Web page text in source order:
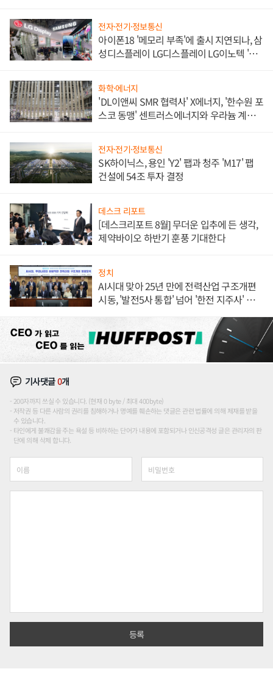
전자·전기·정보통신
아이폰18 '메모리 부족'에 출시 지연되나, 삼
성디스플레이 LG디스플레이 LG이노텍 '탈
화학·에너지
'DL이앤씨 SMR 협력사' X에너지, '한수원 포
스코 동맹' 센트러스에너지와 우라늄 계약
전자·전기·정보통신
SK하이닉스, 용인 'Y2' 팹과 청주 'M17' 팹
건설에 54조 투자 결정
데스크 리포트
[데스크리포트 8월] 무더운 입추에 든 생각,
제약바이오 하반기 훈풍 기대한다
정치
AI시대 맞아 25년 만에 전력산업 구조개편
시동, '발전5사 통합' 넘어 '한전 지주사' 재편
기사댓글0개
200자까지 쓰실 수 있습니다. (현재 0 byte / 최대 400byte)
저작권 등 다른 사람의 권리를 침해하거나 명예를 훼손하는 댓글은 관련 법률에 의해 제재를 받을
수 있습니다.
타인에게 불쾌감을 주는 욕설 등 비하하는 단어가 내용에 포함되거나 인신공격성 글은 관리자의 판
단에 의해 삭제 합니다.